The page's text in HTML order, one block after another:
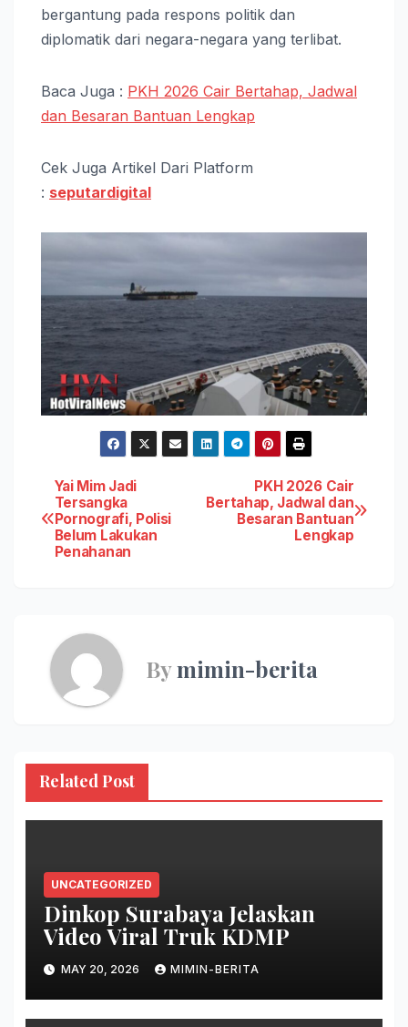
bergantung pada respons politik dan
diplomatik dari negara-negara yang terlibat.
Baca Juga : PKH 2026 Cair Bertahap, Jadwal
dan Besaran Bantuan Lengkap
Cek Juga Artikel Dari Platform
: seputardigital
Post
navigation
PKH 2026 Cair
Bertahap, Jadwal dan
Besaran Bantuan
Lengkap
Yai Mim Jadi
Tersangka
Pornografi, Polisi
Belum Lakukan
Penahanan
Bymimin-berita
Related Post
UNCATEGORIZED
Dinkop Surabaya Jelaskan
Video Viral Truk KDMP
MAY 20, 2026 MIMIN-BERITA